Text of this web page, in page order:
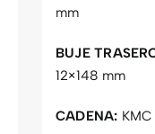
mm
BUJE
12×148 mm
CADENA: KMC